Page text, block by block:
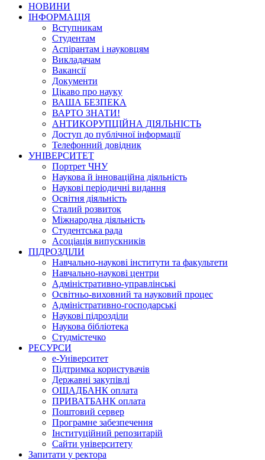
НОВИНИ
ІНФОРМАЦІЯ
Вступникам
Студентам
Аспірантам і науковцям
Викладачам
Вакансії
Документи
Цікаво про науку
ВАША БЕЗПЕКА
ВАРТО ЗНАТИ!
АНТИКОРУПЦІЙНА ДІЯЛЬНІСТЬ
Доступ до публічної інформації
Телефонний довідник
УНІВЕРСИТЕТ
Портрет ЧНУ
Наукова й інноваційна діяльність
Наукові періодичні видання
Освітня діяльність
Сталий розвиток
Міжнародна діяльність
Студентська рада
Асоціація випускників
ПІДРОЗДІЛИ
Навчально-наукові інститути та факультети
Навчально-наукові центри
Адміністративно-управлінські
Освітньо-виховний та науковий процес
Адміністративно-господарські
Наукові підрозділи
Наукова бібліотека
Студмістечко
РЕСУРСИ
е-Університет
Підтримка користувачів
Державні закупівлі
ОЩАДБАНК оплата
ПРИВАТБАНК оплата
Поштовий сервер
Програмне забезпечення
Інституційний репозитарій
Сайти університету
Запитати у ректора